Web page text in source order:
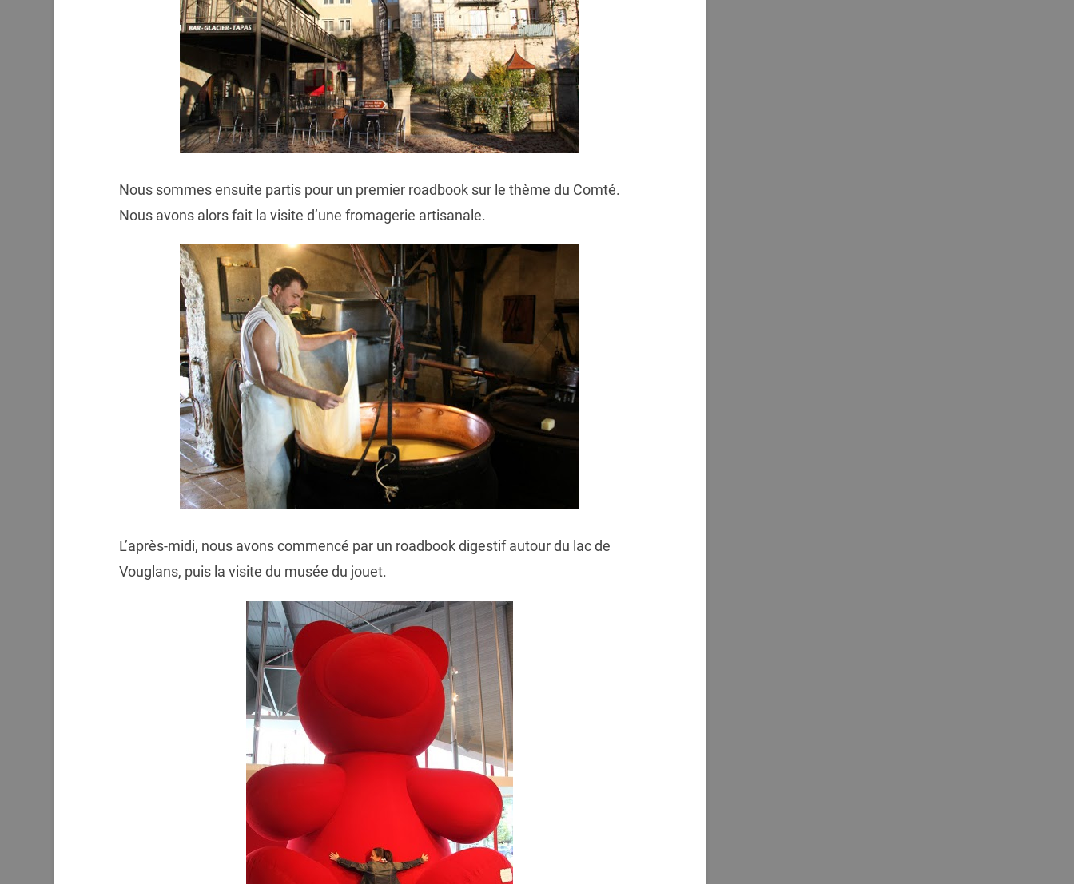
Nous sommes ensuite partis pour un premier roadbook sur le thème du Comté.
Nous avons alors fait la visite d’une fromagerie artisanale.
L’après-midi, nous avons commencé par un roadbook digestif autour du lac de
Vouglans, puis la visite du musée du jouet.